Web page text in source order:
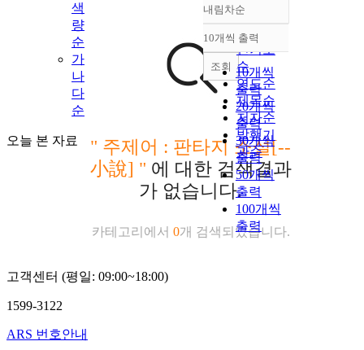
색
량
순
가
나
다
순
오늘 본 자료
정확도
순
인기도
순
연도순
제목순
저자순
발행기
관순
내림차순
내림차순
10개씩 출력
10개씩
출력
20개씩
출력
30개씩
출력
50개씩
출력
100개씩
출력
조회
" 주제어 : 판타지 소설[--
小說] " 에 대한 검색결과
가 없습니다.
카테고리에서 0개 검색되었습니다.
고객센터 (평일: 09:00~18:00)
1599-3122
ARS 번호안내